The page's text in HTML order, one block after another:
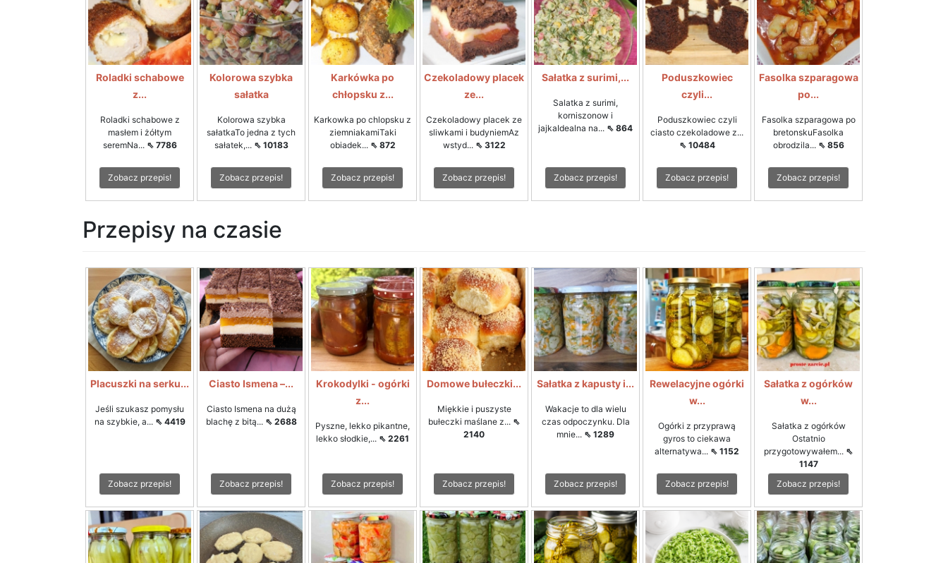
Roladki schabowe
z...
Roladki schabowe z
masłem i żółtym
seremNa... ⇖ 7786
Zobacz przepis!
Kolorowa szybka
sałatka
Kolorowa szybka
sałatkaTo jedna z tych
sałatek,... ⇖ 10183
Zobacz przepis!
Karkówka po
chłopsku z...
Karkowka po chlopsku z
ziemniakamiTaki
obiadek... ⇖ 872
Zobacz przepis!
Czekoladowy placek
ze...
Czekoladowy placek ze
sliwkami i budyniemAz
wstyd... ⇖ 3122
Zobacz przepis!
Sałatka z surimi,...
Salatka z surimi,
korniszonow i
jajkaIdealna na... ⇖ 864
Zobacz przepis!
Poduszkowiec
czyli...
Poduszkowiec czyli
ciasto czekoladowe z...
⇖ 10484
Zobacz przepis!
Fasolka szparagowa
po...
Fasolka szparagowa po
bretonskuFasolka
obrodzila... ⇖ 856
Zobacz przepis!
Przepisy na czasie
Placuszki na serku...
Jeśli szukasz pomysłu
na szybkie, a... ⇖ 4419
Zobacz przepis!
Ciasto Ismena –...
Ciasto Ismena na dużą
blachę z bitą... ⇖ 2688
Zobacz przepis!
Krokodylki - ogórki
z...
Pyszne, lekko pikantne,
lekko słodkie,... ⇖ 2261
Zobacz przepis!
Domowe bułeczki...
Miękkie i puszyste
bułeczki maślane z... ⇖
2140
Zobacz przepis!
Sałatka z kapusty i...
Wakacje to dla wielu
czas odpoczynku. Dla
mnie... ⇖ 1289
Zobacz przepis!
Rewelacyjne ogórki
w...
Ogórki z przyprawą
gyros to ciekawa
alternatywa... ⇖ 1152
Zobacz przepis!
Sałatka z ogórków
w...
Sałatka z ogórków
Ostatnio
przygotowywałem... ⇖
1147
Zobacz przepis!